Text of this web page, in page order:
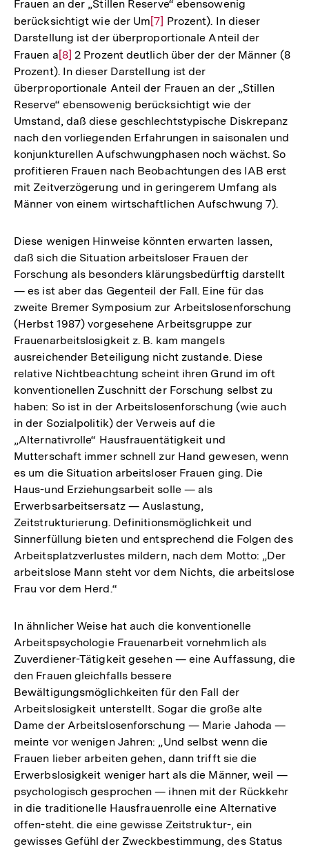
Frauen an der „Stillen Reserve“ ebensowenig
berücksichtigt wie der Um Zur
Auflösung
der
Fußnote
[7] Prozent). In dieser
Darstellung ist der überproportionale Anteil der
Frauen a Zur
Auflösung
der
Fußnote
[8] 2 Prozent deutlich über der der Männer (8
Prozent). In dieser Darstellung ist der
überproportionale Anteil der Frauen an der „Stillen
Reserve“ ebensowenig berücksichtigt wie der
Umstand, daß diese geschlechtstypische Diskrepanz
nach den vorliegenden Erfahrungen in saisonalen und
konjunkturellen Aufschwungphasen noch wächst. So
profitieren Frauen nach Beobachtungen des IAB erst
mit Zeitverzögerung und in geringerem Umfang als
Männer von einem wirtschaftlichen Aufschwung 7).
Diese wenigen Hinweise könnten erwarten lassen,
daß sich die Situation arbeitsloser Frauen der
Forschung als besonders klärungsbedürftig darstellt
— es ist aber das Gegenteil der Fall. Eine für das
zweite Bremer Symposium zur Arbeitslosenforschung
(Herbst 1987) vorgesehene Arbeitsgruppe zur
Frauenarbeitslosigkeit z. B. kam mangels
ausreichender Beteiligung nicht zustande. Diese
relative Nichtbeachtung scheint ihren Grund im oft
konventionellen Zuschnitt der Forschung selbst zu
haben: So ist in der Arbeitslosenforschung (wie auch
in der Sozialpolitik) der Verweis auf die
„Alternativrolle“ Hausfrauentätigkeit und
Mutterschaft immer schnell zur Hand gewesen, wenn
es um die Situation arbeitsloser Frauen ging. Die
Haus-und Erziehungsarbeit solle — als
Erwerbsarbeitsersatz — Auslastung,
Zeitstrukturierung. Definitionsmöglichkeit und
Sinnerfüllung bieten und entsprechend die Folgen des
Arbeitsplatzverlustes mildern, nach dem Motto: „Der
arbeitslose Mann steht vor dem Nichts, die arbeitslose
Frau vor dem Herd.“
In ähnlicher Weise hat auch die konventionelle
Arbeitspsychologie Frauenarbeit vornehmlich als
Zuverdiener-Tätigkeit gesehen — eine Auffassung, die
den Frauen gleichfalls bessere
Bewältigungsmöglichkeiten für den Fall der
Arbeitslosigkeit unterstellt. Sogar die große alte
Dame der Arbeitslosenforschung — Marie Jahoda —
meinte vor wenigen Jahren: „Und selbst wenn die
Frauen lieber arbeiten gehen, dann trifft sie die
Erwerbslosigkeit weniger hart als die Männer, weil —
psychologisch gesprochen — ihnen mit der Rückkehr
in die traditionelle Hausfrauenrolle eine Alternative
offen-steht. die eine gewisse Zeitstruktur-, ein
gewisses Gefühl der Zweckbestimmung, des Status